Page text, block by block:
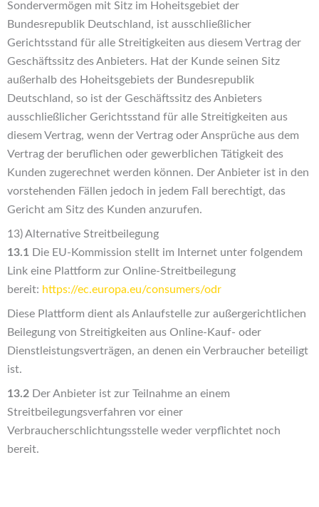
Sondervermögen mit Sitz im Hoheitsgebiet der
Bundesrepublik Deutschland, ist ausschließlicher
Gerichtsstand für alle Streitigkeiten aus diesem Vertrag der
Geschäftssitz des Anbieters. Hat der Kunde seinen Sitz
außerhalb des Hoheitsgebiets der Bundesrepublik
Deutschland, so ist der Geschäftssitz des Anbieters
ausschließlicher Gerichtsstand für alle Streitigkeiten aus
diesem Vertrag, wenn der Vertrag oder Ansprüche aus dem
Vertrag der beruflichen oder gewerblichen Tätigkeit des
Kunden zugerechnet werden können. Der Anbieter ist in den
vorstehenden Fällen jedoch in jedem Fall berechtigt, das
Gericht am Sitz des Kunden anzurufen.
13) Alternative Streitbeilegung
13.1 Die EU-Kommission stellt im Internet unter folgendem
Link eine Plattform zur Online-Streitbeilegung
bereit: https://ec.europa.eu/consumers/odr
Diese Plattform dient als Anlaufstelle zur außergerichtlichen
Beilegung von Streitigkeiten aus Online-Kauf- oder
Dienstleistungsverträgen, an denen ein Verbraucher beteiligt
ist.
13.2 Der Anbieter ist zur Teilnahme an einem
Streitbeilegungsverfahren vor einer
Verbraucherschlichtungsstelle weder verpflichtet noch
bereit.